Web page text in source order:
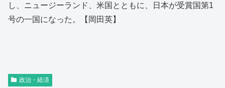
し、ニュージーランド、米国とともに、日本が受賞国第1
号の一国になった。【岡田英】
政治・経済